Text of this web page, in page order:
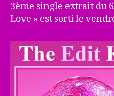
3ème single extrait du
Love » est sorti le